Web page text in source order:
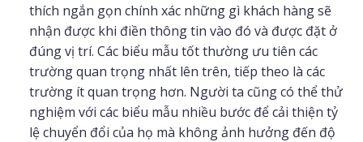
thích ngắn gọn chính xác những gì khách hàng sẽ
nhận được khi điền thông tin vào đó và được đặt ở
đúng vị trí. Các biểu mẫu tốt thường ưu tiên các
trường quan trọng nhất lên trên, tiếp theo là các
trường ít quan trọng hơn. Người ta cũng có thể thử
nghiệm với các biểu mẫu nhiều bước để cải thiện tỷ
lệ chuyển đổi của họ mà không ảnh hưởng đến độ